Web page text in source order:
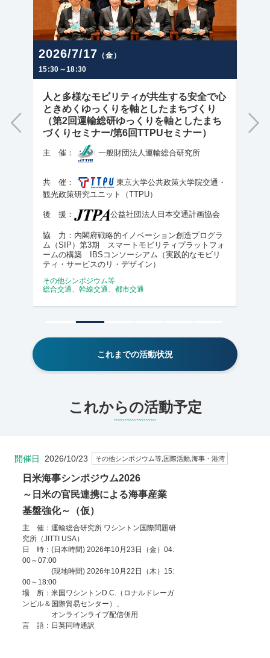
ち
2026/7/6 （月） 〜
WCTRS（世界交通学会） 2026世界大会
への参加報告
国際活動
他機関との交流
国際
他機
これまでの活動状況
これからの活動予定
開催日 2026/10/23 その他シンポジウム等,国際活動,海事・港湾
日米海事シンポジウム2026
～日米の官民連携による海事産業
基盤強化～（仮）
主 催：運輸総合研究所 ワシントン国際問題研
究所（JITTI USA）
日 時：(日本時間) 2026年10月23日（金）04:
00～07:00
(現地時間) 2026年10月22日（木）15:
00～18:00
場 所：米国ワシントンD.C.（ロナルドレーガ
ンビル＆国際貿易センター）、
オンラインライブ配信併用
言 語：日英同時通訳